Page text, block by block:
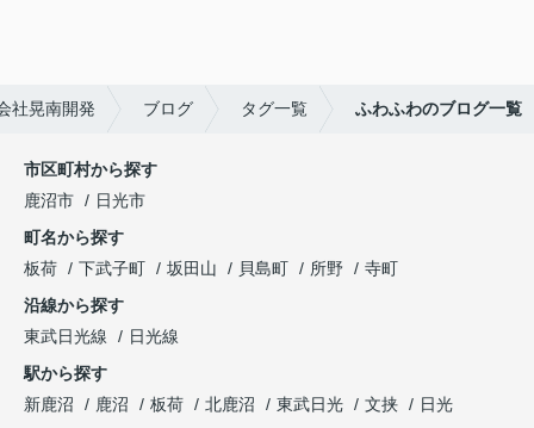
社晃南開発 ブログ タグ一覧 ふわふわのブログ一覧
市区町村から探す
鹿沼市
日光市
町名から探す
板荷
下武子町 坂田山 貝島町 所野
寺町
沿線から探す
東武日光線
日光線
駅から探す
新鹿沼
鹿沼 板荷 北鹿沼 東武日光 文挟 日光